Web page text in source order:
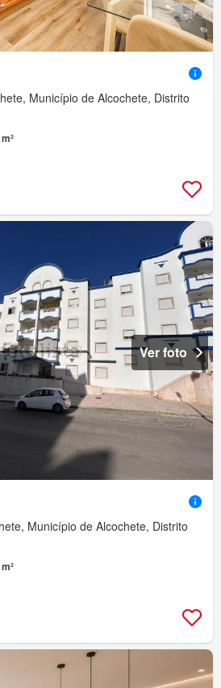
Município de Alcochete, Distrito
Ver foto
Município de Alcochete, Distrito